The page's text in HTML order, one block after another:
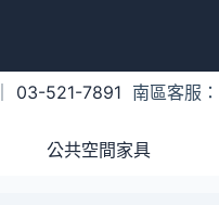
03-521-7891 南區客服：
公共空間家具